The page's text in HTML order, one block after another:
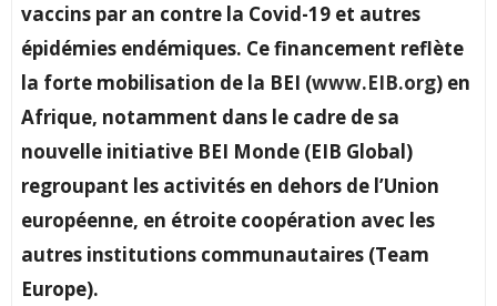
vaccins par an contre la Covid-19 et autres
épidémies endémiques. Ce financement reflète
la forte mobilisation de la BEI (www.EIB.org) en
Afrique, notamment dans le cadre de sa
nouvelle initiative BEI Monde (EIB Global)
regroupant les activités en dehors de l’Union
européenne, en étroite coopération avec les
autres institutions communautaires (Team
Europe).